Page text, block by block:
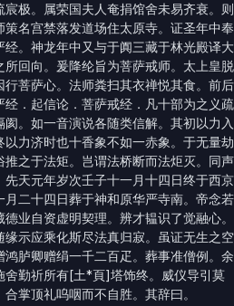
极。属荣国夫人奄捐馆舍未易齐衰。则
名宫禁落发道场住太原寺。证圣年中奉
。神龙年中又与于阗三藏于林光殿译大
回向。爰降纶旨为菩萨戒师。太上皇脱
菩萨心。法师粪扫其衣禅悦其食。前后
．起信论．菩萨戒经．凡十部为之义疏
。如一音演说各随类信解。其初以力入
力济时也十香象不如一赤象。于无量劫
之于法矩。岂谓法桥断而法炬灭。同声
天元年岁次壬子十一月十四日终于西京
二十四日葬于神和原华严寺南。帝念若
业自资虚明契理。辨才韫识了觉融心。
示应乘化斯尽法真归寂。虽证无生之空
胪卿赠绢一千二百疋。葬事准僧例。余
舍勤祈所有[土*頁]塔饰终。威仪导引莫
掌顶礼呜咽而不自胜。其辞曰。